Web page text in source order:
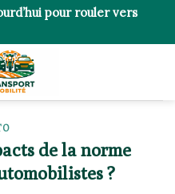
pour rouler vers
de la norme
?